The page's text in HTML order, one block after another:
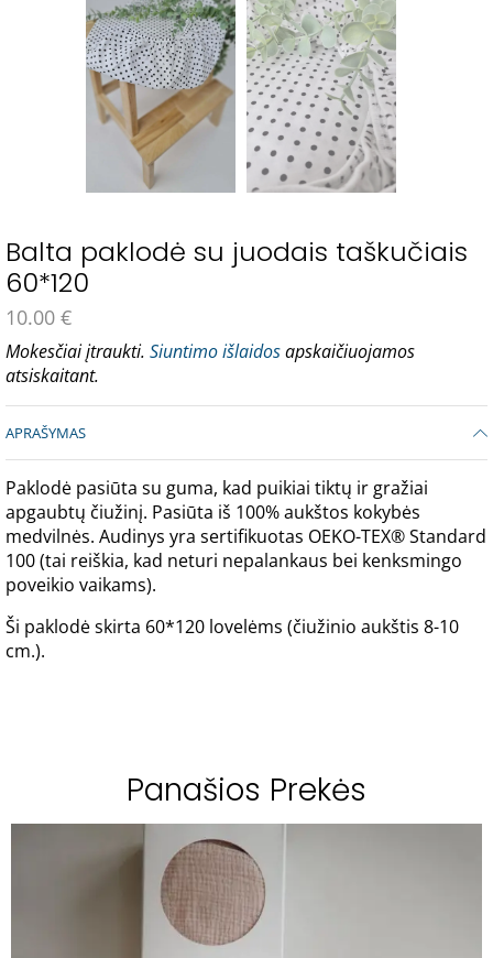
Balta paklodė su juodais taškučiais
60*120
10.00 €
Mokesčiai įtraukti. Siuntimo išlaidosapskaičiuojamos
atsiskaitant.
APRAŠYMAS
Paklodė pasiūta su guma, kad puikiai tiktų ir gražiai
apgaubtų čiužinį. Pasiūta iš 100% aukštos kokybės
medvilnės. Audinys yra sertifikuotas OEKO-TEX® Standard
100 (tai reiškia, kad neturi nepalankaus bei kenksmingo
poveikio vaikams).
Ši paklodė skirta 60*120 lovelėms (čiužinio aukštis 8-10
cm.).
Panašios Prekės